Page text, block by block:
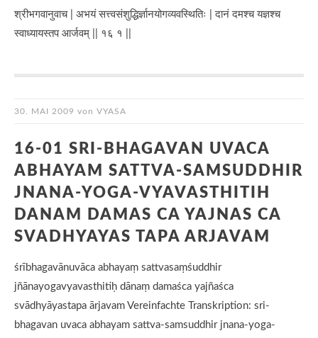
श्रीभगवानुवाच | अभयं सत्त्वसंशुद्धिर्ज्ञानयोगव्यवस्थितिः | दानं दमश्च यज्ञश्च
स्वाध्यायस्तप आर्जवम् || १६ १ ||
30. MAI 2009 von VYASA
16-01 SRI-BHAGAVAN UVACA
ABHAYAM SATTVA-SAMSUDDHIR
JNANA-YOGA-VYAVASTHITIH
DANAM DAMAS CA YAJNAS CA
SVADHYAYAS TAPA ARJAVAM
śrībhagavānuvāca abhayaṃ sattvasaṃśuddhir
jñānayogavyavasthitiḥ dānaṃ damaśca yajñaśca
svādhyāyastapa ārjavam Vereinfachte Transkription: sri-
bhagavan uvaca abhayam sattva-samsuddhir jnana-yoga-